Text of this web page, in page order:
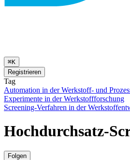
⌘K
Registrieren
Tag
Automation in der Werkstoff- und
Experimente in der Werkstoffforschung
Screening-Verfahren in der
Hochdurchsatz-
Folgen